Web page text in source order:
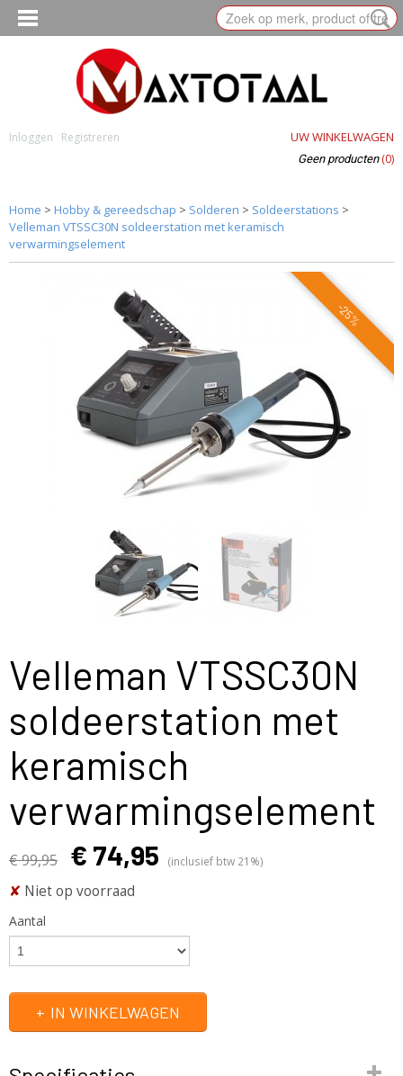
Inloggen Registreren UW WINKELWAGEN
Geen producten (0)
Home > Hobby & gereedschap > Solderen > Soldeerstations >
Velleman VTSSC30N soldeerstation met keramisch
verwarmingselement
-25%
Velleman VTSSC30N
soldeerstation met
keramisch
verwarmingselement
€ 99,95 € 74,95 (inclusief btw 21%)
✘ Niet op voorraad
Aantal
IN WINKELWAGEN